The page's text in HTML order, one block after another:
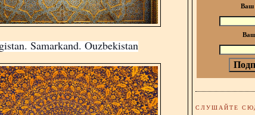
Samarkand. Ouzbekistan
Ваш
СЛУШАЙТЕ